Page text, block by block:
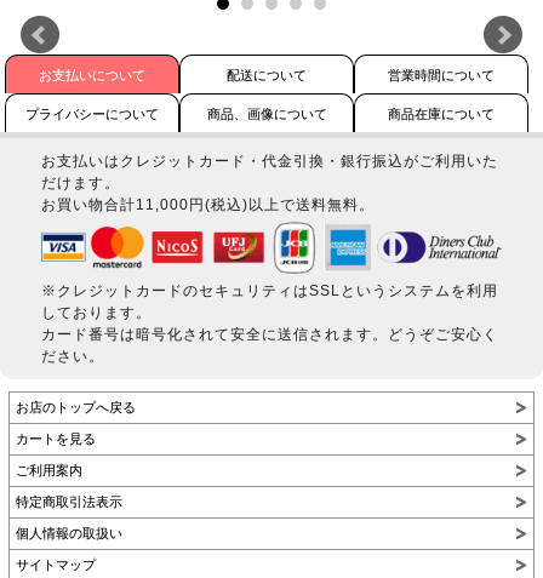
お支払いについて 配送について 営業時間について
プライバシーについて 商品、画像について 商品在庫について
お支払いはクレジットカード・代金引換・銀行振込がご利用いた
だけます。
お買い物合計11,000円(税込)以上で送料無料。
※クレジットカードのセキュリティはSSLというシステムを利用
しております。
カード番号は暗号化されて安全に送信されます。どうぞご安心く
ださい。
お店のトップへ戻る
カートを見る
ご利用案内
特定商取引法表示
個人情報の取扱い
サイトマップ